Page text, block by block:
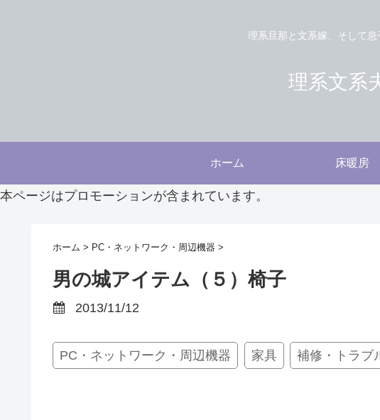
理系旦那と文系嫁、そして
理系文系
ホーム 床暖房
本ページはプロモーションが含まれています。
ホーム > PC・ネットワーク・周辺機器 >
男の城アイテム（５）椅子
2013/11/12
PC・ネットワーク・周辺機器 家具 補修・トラブ